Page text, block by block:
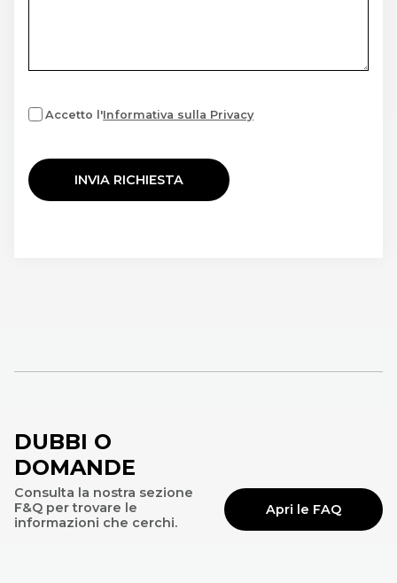
Accetto l'Informativa sulla Privacy
INVIA RICHIESTA
DUBBI O
DOMANDE
Consulta la nostra sezione
F&Q per trovare le
informazioni che cerchi.
Apri le FAQ